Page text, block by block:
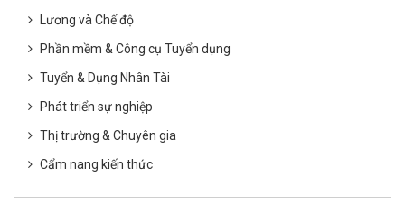
Lương và Chế độ
Phần mềm & Công cụ Tuyển dụng
Tuyển & Dụng Nhân Tài
Phát triển sự nghiệp
Thị trường & Chuyên gia
Cẩm nang kiến thức